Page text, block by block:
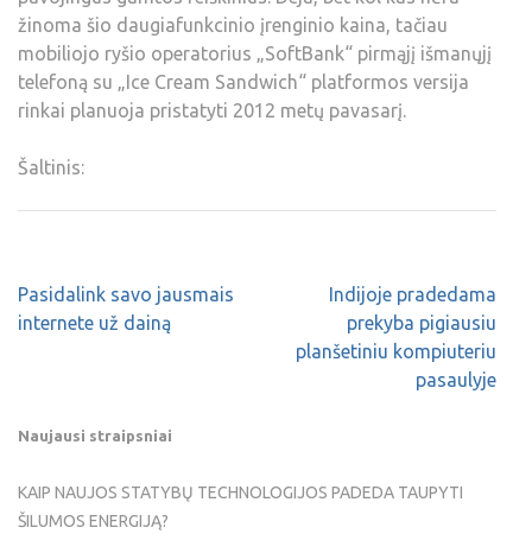
žinoma šio daugiafunkcinio įrenginio kaina, tačiau
mobiliojo ryšio operatorius „SoftBank“ pirmąjį išmanųjį
telefoną su „Ice Cream Sandwich“ platformos versija
rinkai planuoja pristatyti 2012 metų pavasarį.
Šaltinis:
Pasidalink savo jausmais
internete už dainą
Indijoje pradedama
prekyba pigiausiu
planšetiniu kompiuteriu
pasaulyje
Naujausi straipsniai
KAIP NAUJOS STATYBŲ TECHNOLOGIJOS PADEDA TAUPYTI
ŠILUMOS ENERGIJĄ?